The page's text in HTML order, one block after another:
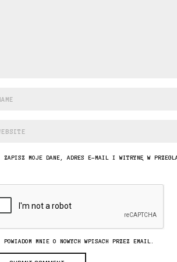
ZAPISZ MOJE DANE, ADRES E-MAIL I WITRYNĘ W
POWIADOM MNIE O NOWYCH WPISACH PRZEZ EMAIL.